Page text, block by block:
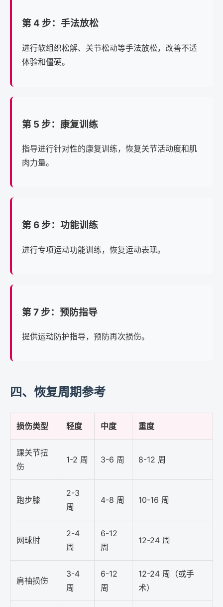
第 4 步：手法放松
进行软组织松解、关节松动等手法放松，改善不适
体验和僵硬。
第 5 步：康复训练
指导进行针对性的康复训练，恢复关节活动度和肌
肉力量。
第 6 步：功能训练
进行专项运动功能训练，恢复运动表现。
第 7 步：预防指导
提供运动防护指导，预防再次损伤。
四、恢复周期参考
损伤类型 轻度 中度 重度
踝关节扭
伤
1-2 周 3-6 周 8-12 周
跑步膝
2-3
周
4-8 周 10-16 周
网球肘
2-4
周
6-12
周
12-24 周
肩袖损伤
3-4
周
6-12
周
12-24 周（或手
术）